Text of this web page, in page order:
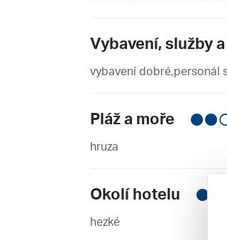
Vybavení, služby
vybavení dobré,personál
Pláž a moře
hruza
Okolí hotelu
hezké